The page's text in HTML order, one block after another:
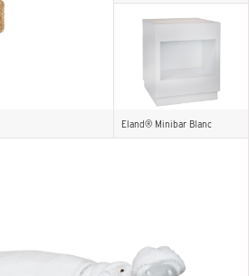
Eland® Minibar Blanc